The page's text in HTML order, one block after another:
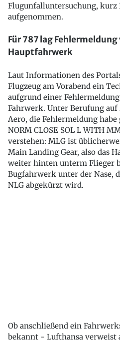
Flugunfalluntersuchung, kurz
aufgenommen.
Für 787 lag
Hauptfahrwerk
Laut Informationen des
Flugzeug am Vorabend ein
aufgrund einer
Fahrwerk. Unter Berufung
Aero, die Fehlermeldung habe
NORM CLOSE SOL L WITH
verstehen: MLG ist
Main Landing Gear, also das
weiter hinten unterm Flieger
Bugfahrwerk unter der Nase,
NLG abgekürzt wird.
Ob anschließend ein
bekannt - Lufthansa verweist